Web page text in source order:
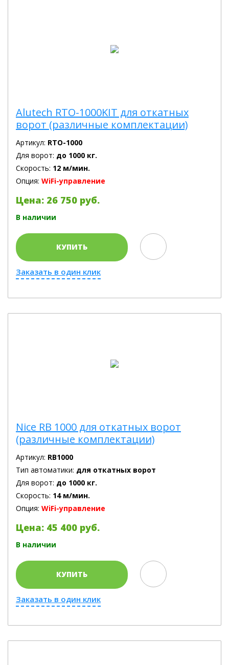
Alutech RTO-1000KIT для откатных
ворот (различные комплектации)
Артикул: RTO-1000
Для ворот: до 1000 кг.
Скорость: 12 м/мин.
Опция: WiFi-управление
Цена: 26 750 руб.
В наличии
КУПИТЬ
Заказать в один клик
Nice RB 1000 для откатных ворот
(различные комплектации)
Артикул: RB1000
Тип автоматики: для откатных ворот
Для ворот: до 1000 кг.
Скорость: 14 м/мин.
Опция: WiFi-управление
Цена: 45 400 руб.
В наличии
КУПИТЬ
Заказать в один клик